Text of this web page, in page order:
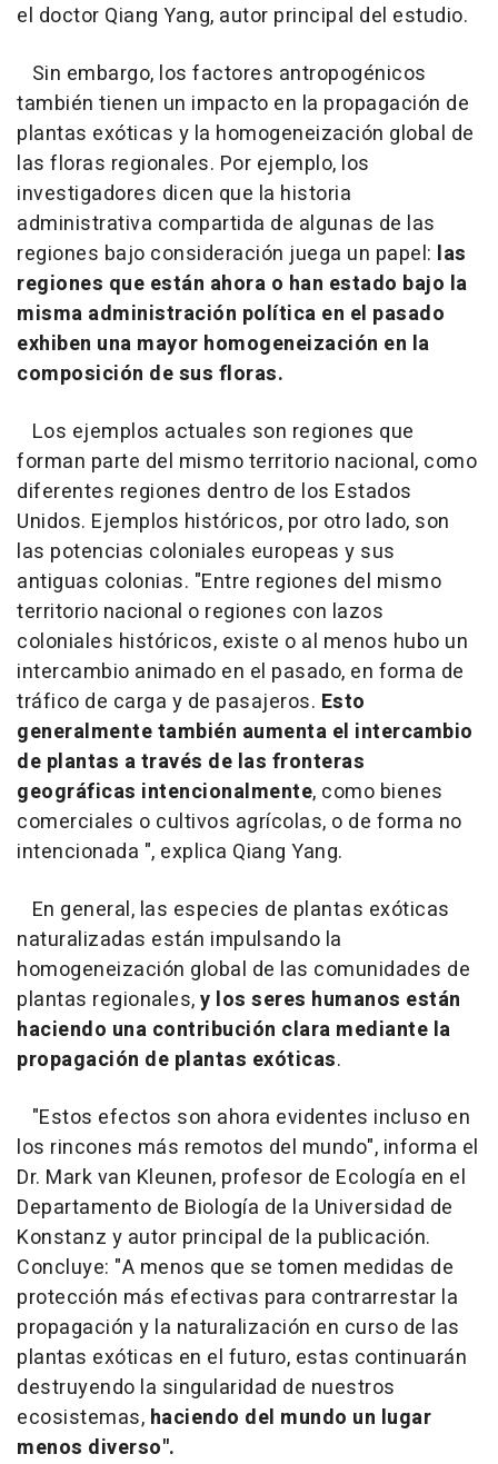
el doctor Qiang Yang, autor principal del estudio.
Sin embargo, los factores antropogénicos
también tienen un impacto en la propagación de
plantas exóticas y la homogeneización global de
las floras regionales. Por ejemplo, los
investigadores dicen que la historia
administrativa compartida de algunas de las
regiones bajo consideración juega un papel: las
regiones que están ahora o han estado bajo la
misma administración política en el pasado
exhiben una mayor homogeneización en la
composición de sus floras.
Los ejemplos actuales son regiones que
forman parte del mismo territorio nacional, como
diferentes regiones dentro de los Estados
Unidos. Ejemplos históricos, por otro lado, son
las potencias coloniales europeas y sus
antiguas colonias. "Entre regiones del mismo
territorio nacional o regiones con lazos
coloniales históricos, existe o al menos hubo un
intercambio animado en el pasado, en forma de
tráfico de carga y de pasajeros. Esto
generalmente también aumenta el intercambio
de plantas a través de las fronteras
geográficas intencionalmente, como bienes
comerciales o cultivos agrícolas, o de forma no
intencionada ", explica Qiang Yang.
En general, las especies de plantas exóticas
naturalizadas están impulsando la
homogeneización global de las comunidades de
plantas regionales,y los seres humanos están
haciendo una contribución clara mediante la
propagación de plantas exóticas.
"Estos efectos son ahora evidentes incluso en
los rincones más remotos del mundo", informa el
Dr. Mark van Kleunen, profesor de Ecología en el
Departamento de Biología de la Universidad de
Konstanz y autor principal de la publicación.
Concluye: "A menos que se tomen medidas de
protección más efectivas para contrarrestar la
propagación y la naturalización en curso de las
plantas exóticas en el futuro, estas continuarán
destruyendo la singularidad de nuestros
ecosistemas, haciendo del mundo un lugar
menos diverso".